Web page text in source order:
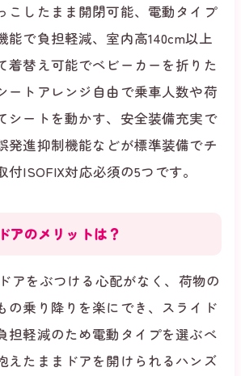
こしたまま開閉可能、電動タイプ
能で負担軽減、室内高140cm以上
着替え可能でベビーカーを折りた
ートアレンジ自由で乗車人数や荷
シートを動かす、安全装備充実で
発進抑制機能などが標準装備でチ
付ISOFIX対応必須の5つです。
アのメリットは？
アをぶつける心配がなく、荷物の
の乗り降りを楽にでき、スライド
担軽減のため電動タイプを選ぶべ
えたままドアを開けられるハンズ